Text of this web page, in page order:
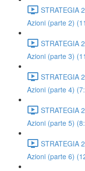
STRATEGIA
Azioni (parte 2)
STRATEGIA
Azioni (parte 3)
STRATEGIA
Azioni (parte 4)
STRATEGIA
Azioni (parte 5)
STRATEGIA
Azioni (parte 6)